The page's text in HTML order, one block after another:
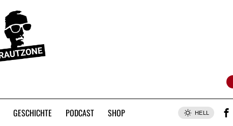
GESCHICHTE PODCAST SHOP HELL